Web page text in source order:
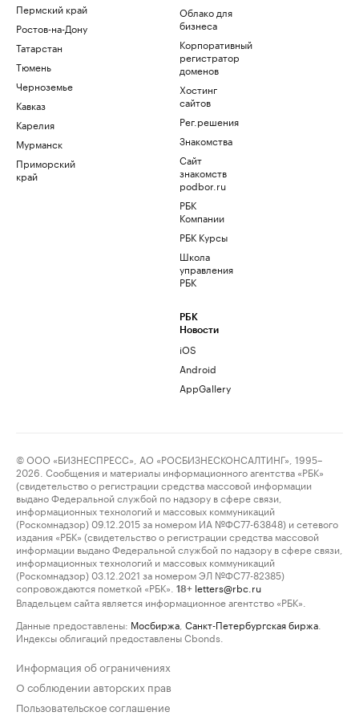
Пермский край
Ростов-на-Дону
Татарстан
Тюмень
Черноземье
Кавказ
Карелия
Мурманск
Приморский
край
Облако для
бизнеса
Корпоративный
регистратор
доменов
Хостинг
сайтов
Рег.решения
Знакомства
Сайт
знакомств
podbor.ru
РБК
Компании
РБК Курсы
Школа
управления
РБК
РБК
Новости
iOS
Android
AppGallery
© ООО «БИЗНЕСПРЕСС», АО «РОСБИЗНЕСКОНСАЛТИНГ», 1995–
2026. Сообщения и материалы информационного агентства «РБК»
(свидетельство о регистрации средства массовой информации
выдано Федеральной службой по надзору в сфере связи,
информационных технологий и массовых коммуникаций
(Роскомнадзор) 09.12.2015 за номером ИА №ФС77-63848) и сетевого
издания «РБК» (свидетельство о регистрации средства массовой
информации выдано Федеральной службой по надзору в сфере связи,
информационных технологий и массовых коммуникаций
(Роскомнадзор) 03.12.2021 за номером ЭЛ №ФС77-82385)
сопровождаются пометкой «РБК».
18+ letters@rbc.ru
Владельцем сайта является информационное агентство «РБК».
Данные предоставлены: Мосбиржа Санкт-Петербургская биржа
Индексы облигаций предоставлены Cbonds.
Информация об ограничениях
О соблюдении авторских прав
Пользовательское соглашение